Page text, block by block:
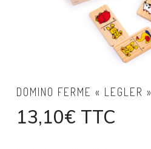
DOMINO FERME « LEGLER »
13,10€ TTC